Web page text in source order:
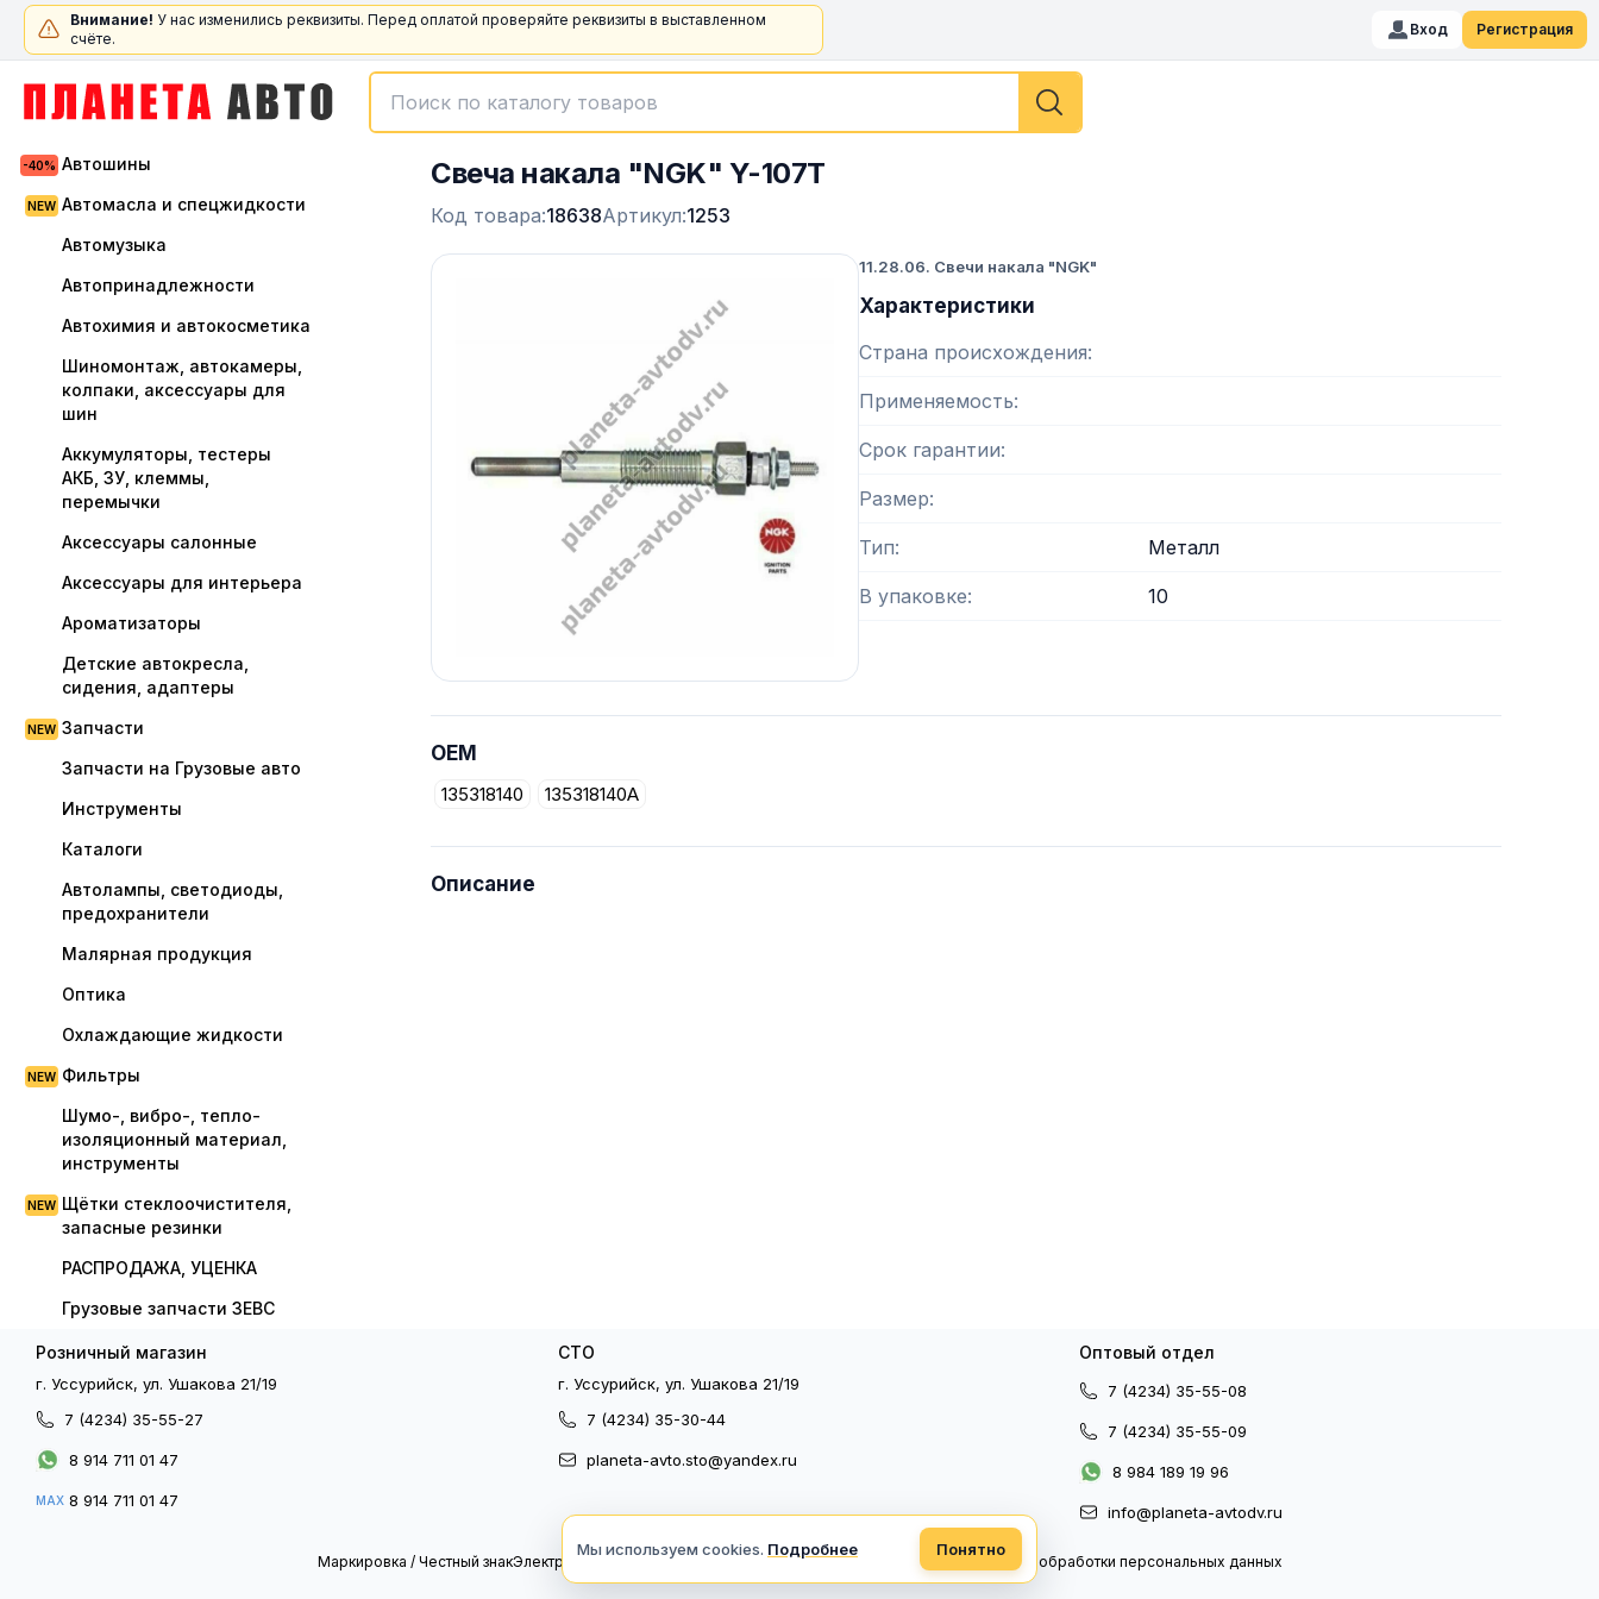
Внимание! У нас изменились реквизиты. Перед оплатой проверяйте реквизиты в выставленном
счёте.
Вход Регистрация
Автошины
Автомасла и спецжидкости
Автомузыка
Автопринадлежности
Автохимия и автокосметика
Шиномонтаж, автокамеры,
колпаки, аксессуары для
шин
Аккумуляторы, тестеры
АКБ, ЗУ, клеммы,
перемычки
Аксессуары салонные
Аксессуары для интерьера
Ароматизаторы
Детские автокресла,
сидения, адаптеры
Запчасти
Запчасти на Грузовые авто
Инструменты
Каталоги
Автолампы, светодиоды,
предохранители
Малярная продукция
Оптика
Охлаждающие жидкости
Фильтры
Шумо-, вибро-, тепло-
изоляционный материал,
инструменты
Щётки стеклоочистителя,
запасные резинки
РАСПРОДАЖА, УЦЕНКА
Грузовые запчасти ЗЕВС
Свеча накала "NGK" Y-107T
Код товара:18638Артикул:1253
11.28.06. Свечи накала "NGK"
Характеристики
Страна происхождения
Применяемость
Срок гарантии
Размер
Тип Металл
В упаковке 10
OEM
135318140 135318140A
Описание
Розничный магазин
г. Уссурийск, ул. Ушакова 21/19
7 (4234) 35-55-27
8 914 711 01 47
MAX 8 914 711 01 47
СТО
г. Уссурийск, ул. Ушакова 21/19
7 (4234) 35-30-44
planeta-avto.sto@yandex.ru
Оптовый отдел
7 (4234) 35-55-08
7 (4234) 35-55-09
8 984 189 19 96
info@planeta-avtodv.ru
Маркировка / Честный знакЭлектронный документооборот Политика конфиденциальности Политика обработки персональных данных
Мы используем cookies. Подробнее Понятно